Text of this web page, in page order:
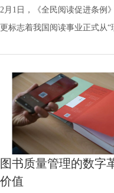
2月1日，《全民阅读促进条例
更标志着我国阅读事业正式从
图书质量管理的数字
价值